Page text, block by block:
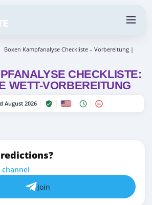
Boxen Kampfanalyse Checkliste – Vorbereitung |
CHECKLISTE:
WETT-VORBEREITUNG
August 2026 18+
channel
Join